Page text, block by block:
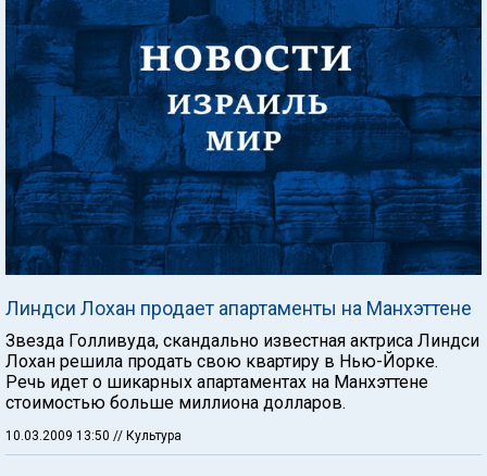
Линдси Лохан продает апартаменты на Манхэттене
Звезда Голливуда, скандально известная актриса Линдси
Лохан решила продать свою квартиру в Нью-Йорке.
Речь идет о шикарных апартаментах на Манхэттене
стоимостью больше миллиона долларов.
10.03.2009 13:50 // Культура